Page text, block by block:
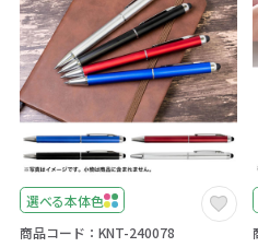
選べる本体色
商品コード：KNT-240078